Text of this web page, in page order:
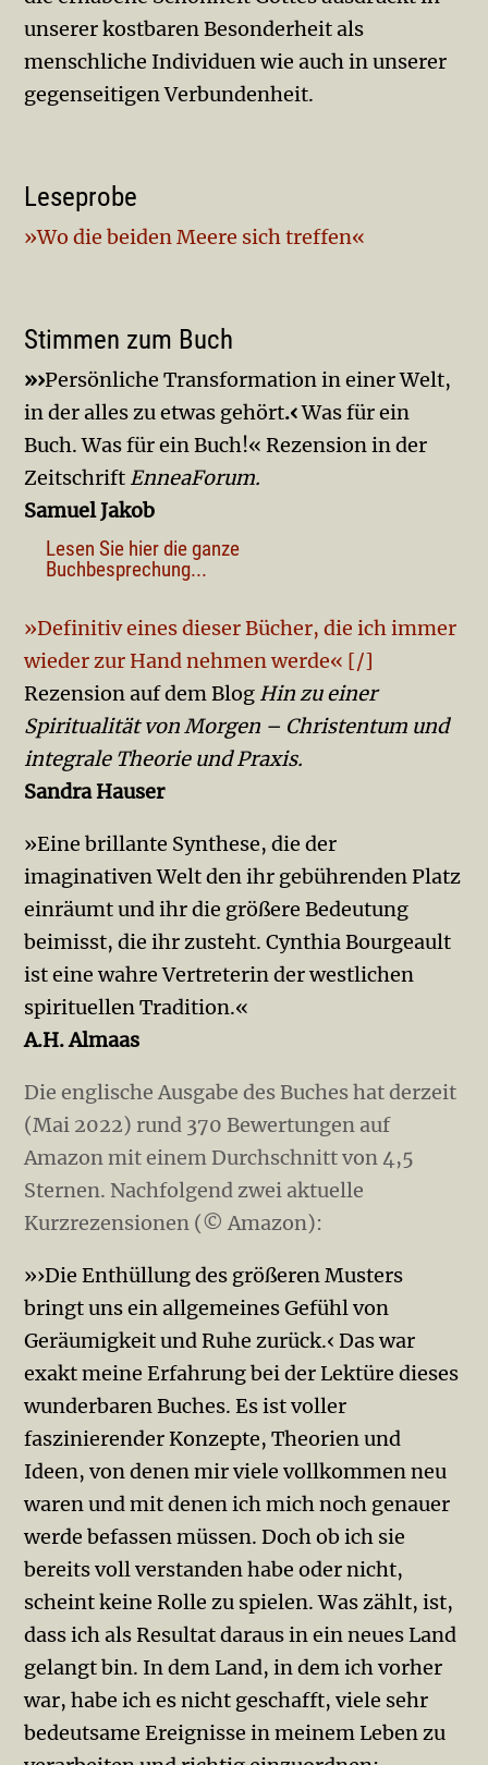
unserer kostbaren Besonderheit als
menschliche Individuen wie auch in unserer
gegenseitigen Verbundenheit.
Leseprobe
»Wo die beiden Meere sich treffen«
Stimmen zum Buch
»›Persönliche Transformation in einer Welt,
in der alles zu etwas gehört.‹Was für ein
Buch. Was für ein Buch!« Rezension in der
Zeitschrift EnneaForum.
Samuel Jakob
Lesen Sie hier die ganze
Buchbesprechung...
»Definitiv eines dieser Bücher, die ich immer
wieder zur Hand nehmen werde« [/]
Rezension auf dem Blog Hin zu einer
Spiritualität von Morgen – Christentum und
integrale Theorie und Praxis.
Sandra Hauser
»Eine brillante Synthese, die der
imaginativen Welt den ihr gebührenden Platz
einräumt und ihr die größere Bedeutung
beimisst, die ihr zusteht. Cynthia Bourgeault
ist eine wahre Vertreterin der westlichen
spirituellen Tradition.«
A.H. Almaas
Die englische Ausgabe des Buches hat derzeit
(Mai 2022) rund 370 Bewertungen auf
Amazon mit einem Durchschnitt von 4,5
Sternen. Nachfolgend zwei aktuelle
Kurzrezensionen (© Amazon):
»›Die Enthüllung des größeren Musters
bringt uns ein allgemeines Gefühl von
Geräumigkeit und Ruhe zurück.‹ Das war
exakt meine Erfahrung bei der Lektüre dieses
wunderbaren Buches. Es ist voller
faszinierender Konzepte, Theorien und
Ideen, von denen mir viele vollkommen neu
waren und mit denen ich mich noch genauer
werde befassen müssen. Doch ob ich sie
bereits voll verstanden habe oder nicht,
scheint keine Rolle zu spielen. Was zählt, ist,
dass ich als Resultat daraus in ein neues Land
gelangt bin. In dem Land, in dem ich vorher
war, habe ich es nicht geschafft, viele sehr
bedeutsame Ereignisse in meinem Leben zu